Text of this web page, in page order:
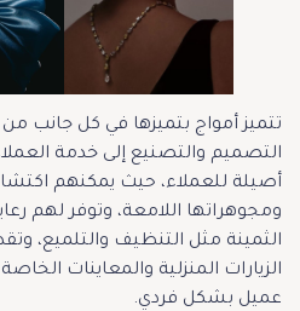
تتميز أمواج بتميزها في كل جانب من
التصميم والتصنيع إلى خدمة
أصيلة للعملاء، حيث يمكنهم
ومجوهراتها اللامعة، وتوفر لهم
الثمينة مثل التنظيف والتلميع،
الزيارات المنزلية والمعاينات
عميل بشكل فردي.